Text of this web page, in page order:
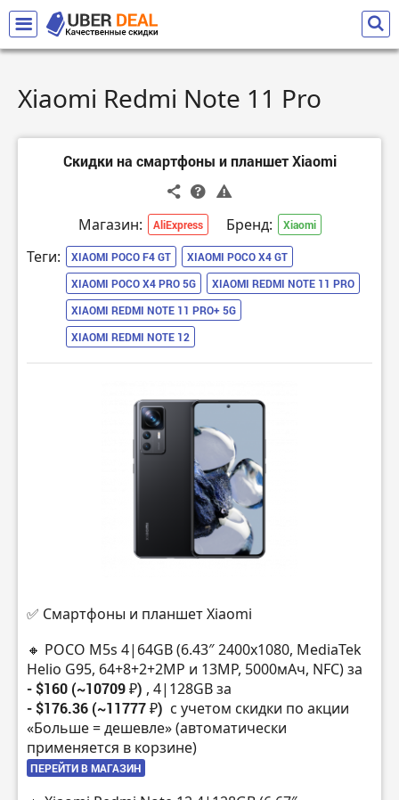
Xiaomi Redmi Note 11 Pro
Скидки на смартфоны и планшет Xiaomi
Магазин: AliExpress Бренд: Xiaomi
Теги: XIAOMI POCO F4 GT
XIAOMI POCO X4 GT
XIAOMI POCO X4 PRO 5G
XIAOMI REDMI NOTE 11 PRO
XIAOMI REDMI NOTE 11 PRO+ 5G
XIAOMI REDMI NOTE 12
✅ Cмартфоны и планшет Xiaomi
🔸 POCO M5s 4|64GB (6.43″ 2400х1080, MediaTek
Helio G95, 64+8+2+2MP и 13MP, 5000мАч, NFC) за
- $160 (~10709 ₽) , 4|128GB за
- $176.36 (~11777 ₽) с учетом скидки по акции
«Больше = дешевле» (автоматически
применяется в корзине)
ПЕРЕЙТИ В МАГАЗИН